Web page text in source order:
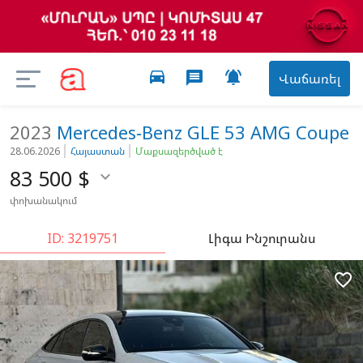
Վաճառել

message
directions_car
2023 Mercedes-Benz GLE 53 AMG Coupe
28.06.2026 Հայաստան Մաքսազերծված է
83 500 $ 
փոխանակում
ID: 3219751 Լիգա Ինշուրանս
favorite_border